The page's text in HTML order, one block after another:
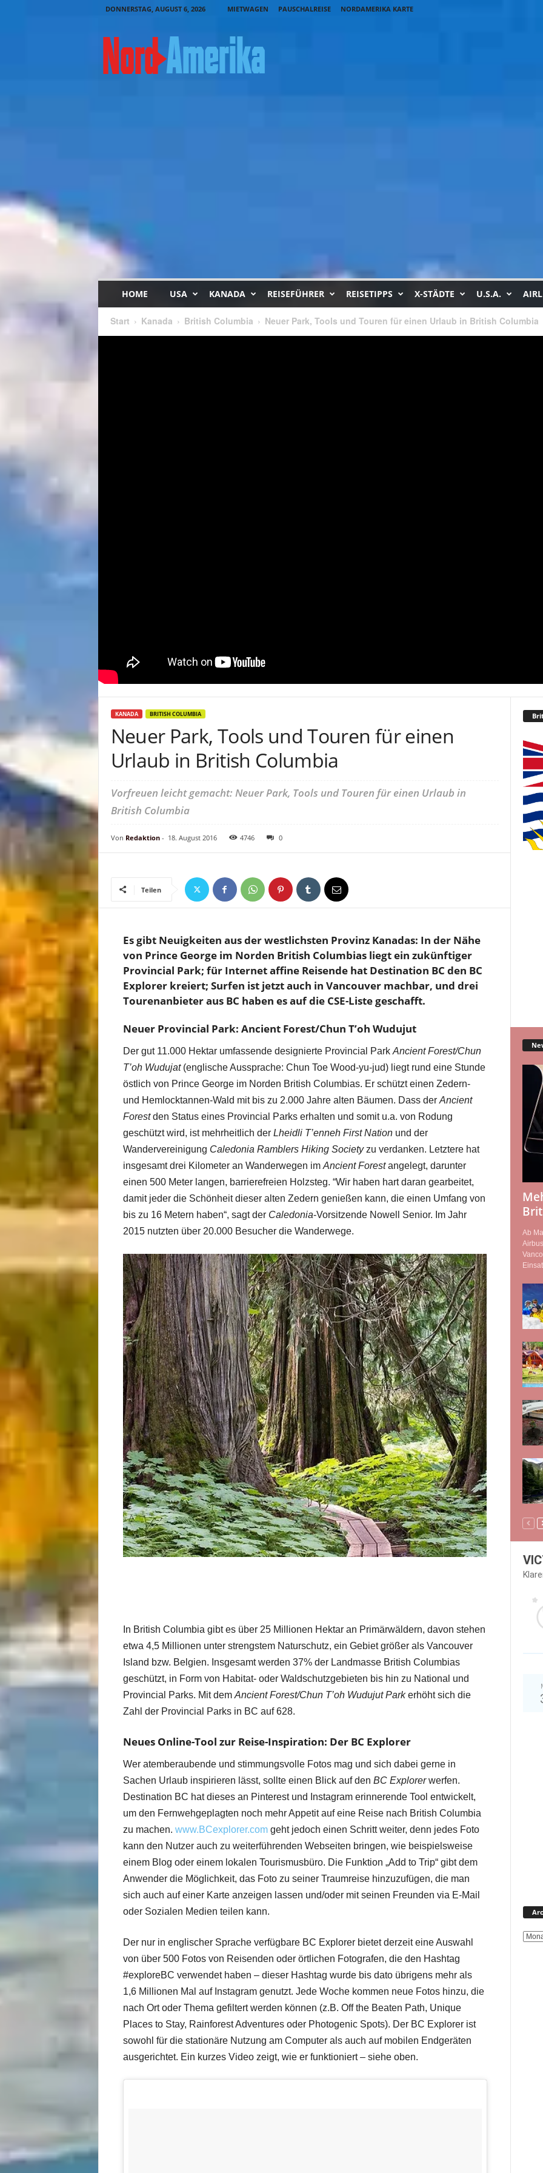
DONNERSTAG, AUGUST 6, 2026 MIETWAGEN PAUSCHALREISE NORDAMERIKA KARTE
HOME USA KANADA REISEFÜHRER REISETIPPS X-STÄDTE U.S.A.
Start Kanada British Columbia Neuer Park, Tools und Touren für einen Urlaub in British Columbia
KANADA BRITISH COLUMBIA
Neuer Park, Tools und Touren für einen
Urlaub in British Columbia
Vorfreuen leicht gemacht: Neuer Park, Tools und Touren für einen Urlaub in
British Columbia
Von Redaktion- 18. August 2016 4746 0
Teilen
Es gibt Neuigkeiten aus der westlichsten Provinz Kanadas: In der Nähe
von Prince George im Norden British Columbias liegt ein zukünftiger
Provincial Park; für Internet affine Reisende hat Destination BC den BC
Explorer kreiert; Surfen ist jetzt auch in Vancouver machbar, und drei
Tourenanbieter aus BC haben es auf die CSE-Liste geschafft.
Neuer Provincial Park: Ancient Forest/Chun T’oh Wudujut
Der gut 11.000 Hektar umfassende designierte Provincial Park Ancient Forest/Chun
T’oh Wudujat(englische Aussprache: Chun Toe Wood-yu-jud) liegt rund eine Stunde
östlich von Prince George im Norden British Columbias. Er schützt einen Zedern-
und Hemlocktannen-Wald mit bis zu 2.000 Jahre alten Bäumen. Dass der Ancient
Forestden Status eines Provincial Parks erhalten und somit u.a. von Rodung
geschützt wird, ist mehrheitlich der Lheidli T’enneh First Nationund der
Wandervereinigung Caledonia Ramblers Hiking Societyzu verdanken. Letztere hat
insgesamt drei Kilometer an Wanderwegen im Ancient Forestangelegt, darunter
einen 500 Meter langen, barrierefreien Holzsteg. “Wir haben hart daran gearbeitet,
damit jeder die Schönheit dieser alten Zedern genießen kann, die einen Umfang von
bis zu 16 Metern haben“, sagt der Caledonia-Vorsitzende Nowell Senior. Im Jahr
2015 nutzten über 20.000 Besucher die Wanderwege.
In British Columbia gibt es über 25 Millionen Hektar an Primärwäldern, davon stehen
etwa 4,5 Millionen unter strengstem Naturschutz, ein Gebiet größer als Vancouver
Island bzw. Belgien. Insgesamt werden 37% der Landmasse British Columbias
geschützt, in Form von Habitat- oder Waldschutzgebieten bis hin zu National und
Provincial Parks. Mit dem Ancient Forest/Chun T’oh Wudujut Parkerhöht sich die
Zahl der Provincial Parks in BC auf 628.
Neues Online-Tool zur Reise-Inspiration: Der BC Explorer
Wer atemberaubende und stimmungsvolle Fotos mag und sich dabei gerne in
Sachen Urlaub inspirieren lässt, sollte einen Blick auf den BC Explorerwerfen.
Destination BC hat dieses an Pinterest und Instagram erinnerende Tool entwickelt,
um den Fernwehgeplagten noch mehr Appetit auf eine Reise nach British Columbia
zu machen. www.BCexplorer.comgeht jedoch einen Schritt weiter, denn jedes Foto
kann den Nutzer auch zu weiterführenden Webseiten bringen, wie beispielsweise
einem Blog oder einem lokalen Tourismusbüro. Die Funktion „Add to Trip“ gibt dem
Anwender die Möglichkeit, das Foto zu seiner Traumreise hinzuzufügen, die man
sich auch auf einer Karte anzeigen lassen und/oder mit seinen Freunden via E-Mail
oder Sozialen Medien teilen kann.
Der nur in englischer Sprache verfügbare BC Explorer bietet derzeit eine Auswahl
von über 500 Fotos von Reisenden oder örtlichen Fotografen, die den Hashtag
#exploreBC verwendet haben – dieser Hashtag wurde bis dato übrigens mehr als
1,6 Millionen Mal auf Instagram genutzt. Jede Woche kommen neue Fotos hinzu, die
nach Ort oder Thema gefiltert werden können (z.B. Off the Beaten Path, Unique
Places to Stay, Rainforest Adventures oder Photogenic Spots). Der BC Explorer ist
sowohl für die stationäre Nutzung am Computer als auch auf mobilen Endgeräten
ausgerichtet. Ein kurzes Video zeigt, wie er funktioniert – siehe oben.
Ab